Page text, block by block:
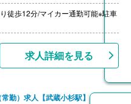
ヶ月分）※前年度実績
限20,000円/月）
り1,000円-）※前年度実績
徒歩12分/マイカー通勤可能※駐車
求人詳細を見る
勤）求人【武蔵小杉駅】